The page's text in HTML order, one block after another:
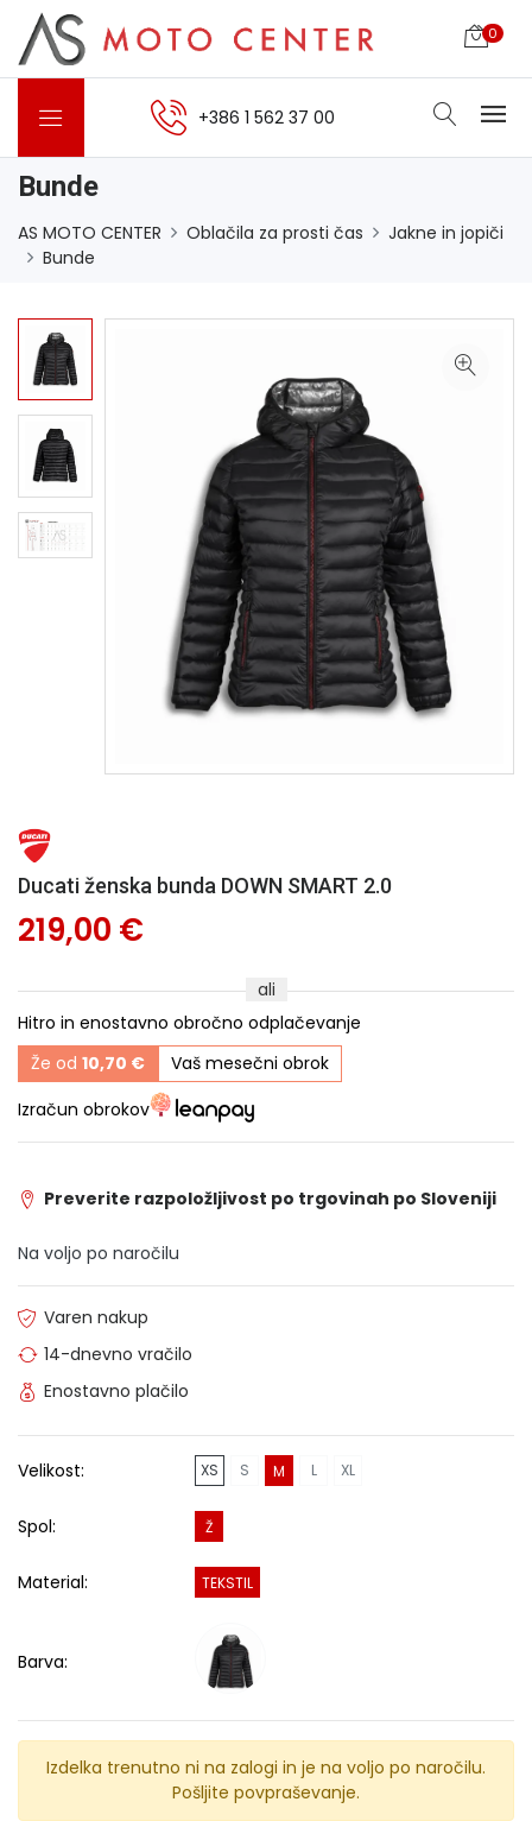
0
+386 1 562 37 00
Bunde
AS MOTO CENTER Oblačila za prosti čas
Jakne in jopiči
Bunde
Ducati ženska bunda DOWN SMART 2.0
219,00 €
ali
Hitro in enostavno obročno odplačevanje
Že od 10,70 €
Vaš mesečni obrok
Izračun obrokov
Preverite razpoložljivost po trgovinah po Sloveniji
Na voljo po naročilu
Varen nakup
14-dnevno vračilo
Enostavno plačilo
Velikost: XS S M L XL
Spol: Ž
Material: TEKSTIL
Barva:
Izdelka trenutno ni na zalogi in je na voljo po naročilu.
Pošljite povpraševanje.